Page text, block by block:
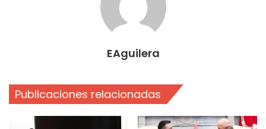
EAguilera
Publicaciones relacionadas